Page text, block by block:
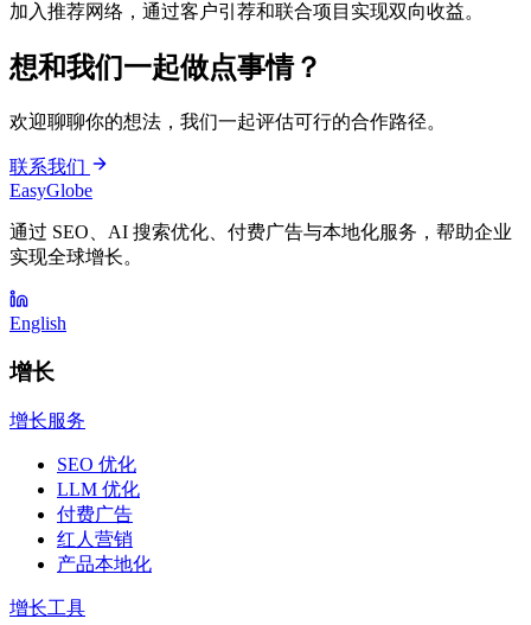
加入推荐网络，通过客户引荐和联合项目实现双向收益。
想和我们一起做点事情？
欢迎聊聊你的想法，我们一起评估可行的合作路径。
联系我们
EasyGlobe
通过 SEO、AI 搜索优化、付费广告与本地化服务，帮助企业
实现全球增长。
English
增长
增长服务
SEO 优化
LLM 优化
付费广告
红人营销
产品本地化
增长工具